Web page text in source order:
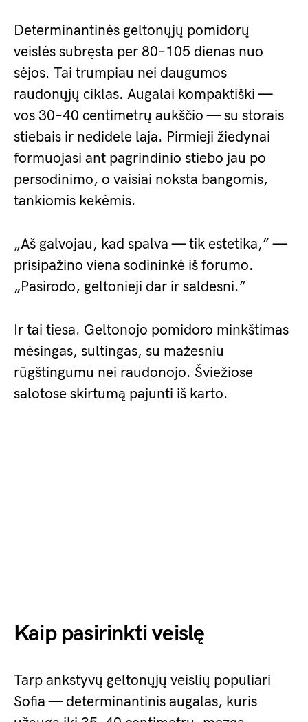
Determinantinės geltonųjų pomidorų
veislės subręsta per 80–105 dienas nuo
sėjos. Tai trumpiau nei daugumos
raudonųjų ciklas. Augalai kompaktiški —
vos 30–40 centimetrų aukščio — su storais
stiebais ir nedidele laja. Pirmieji žiedynai
formuojasi ant pagrindinio stiebo jau po
persodinimo, o vaisiai noksta bangomis,
tankiomis kekėmis.
„Aš galvojau, kad spalva — tik estetika,” —
prisipažino viena sodininkė iš forumo.
„Pasirodo, geltonieji dar ir saldesni.”
Ir tai tiesa. Geltonojo pomidoro minkštimas
mėsingas, sultingas, su mažesniu
rūgštingumu nei raudonojo. Šviežiose
salotose skirtumą pajunti iš karto.
Kaip pasirinkti veislę
Tarp ankstyvų geltonųjų veislių populiari
Sofia — determinantinis augalas, kuris